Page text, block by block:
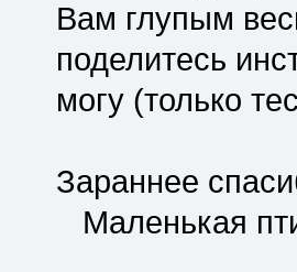
Вам глупым
поделитесь
могу (только
Зараннее
Маленькая